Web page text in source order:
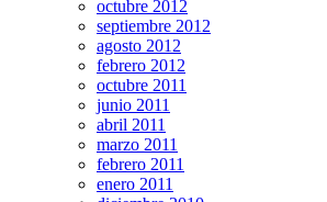
octubre 2012
septiembre 2012
agosto 2012
febrero 2012
octubre 2011
junio 2011
abril 2011
marzo 2011
febrero 2011
enero 2011